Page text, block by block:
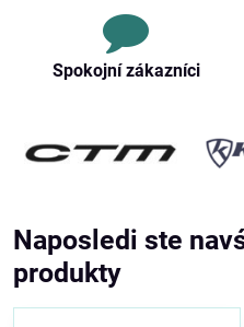
Spokojní zákazníci
Naposledi ste
produkty